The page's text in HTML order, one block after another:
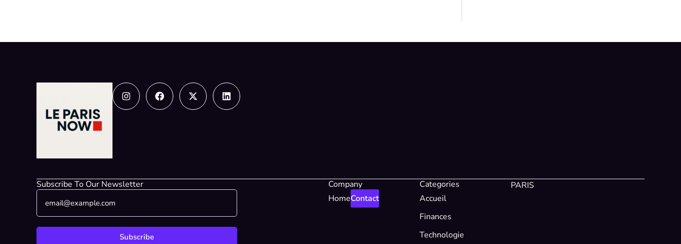
InstagramFacebookX-
twitter
Linkedin
Subscribe To Our Newsletter
*
m
a
E
a
Subscribe
Company
HomeContact
Categories
Accueil
Finances
Technologie
PARIS